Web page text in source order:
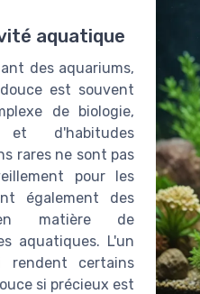
aquatique
des aquariums,
est souvent
de biologie,
et d'habitudes
rares ne sont pas
pour les
également des
matière de
aquatiques. L'un
rendent certains
si précieux est